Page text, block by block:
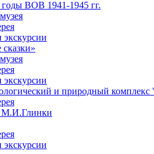
ВОВ 1941-1945 гг.
и природный комплекс
М.И.Глинки